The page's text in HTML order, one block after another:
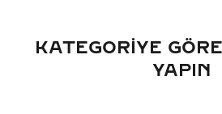
KATEGORIYE
YAPIN